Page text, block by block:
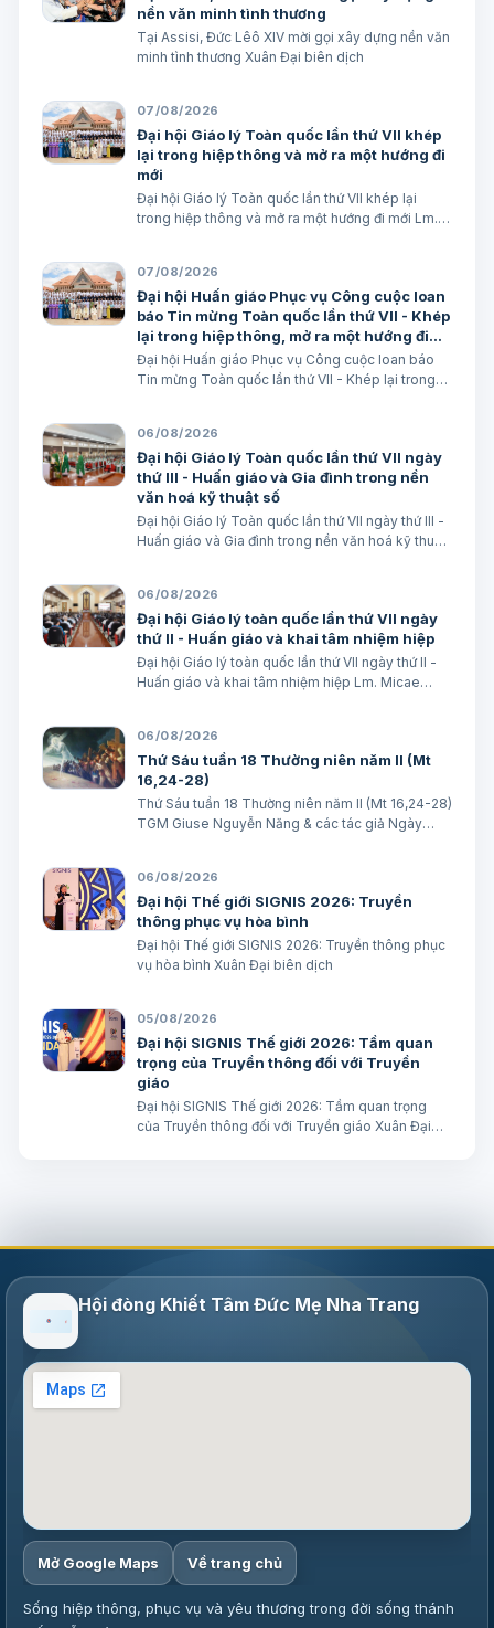
nền văn minh tình thương
Tại Assisi, Đức Lêô XIV mời gọi xây dựng nền văn
minh tình thương Xuân Đại biên dịch
07/08/2026
Đại hội Giáo lý Toàn quốc lần thứ VII khép
lại trong hiệp thông và mở ra một hướng đi
mới
Đại hội Giáo lý Toàn quốc lần thứ VII khép lại
trong hiệp thông và mở ra một hướng đi mới Lm.
07/08/2026
Đại hội Huấn giáo Phục vụ Công cuộc loan
báo Tin mừng Toàn quốc lần thứ VII - Khép
lại trong hiệp thông, mở ra một hướng đi
mới cho công cuộc huấn giáo Việt Nam
Đại hội Huấn giáo Phục vụ Công cuộc loan báo
Tin mừng Toàn quốc lần thứ VII - Khép lại trong
Minh
06/08/2026
Đại hội Giáo lý Toàn quốc lần thứ VII ngày
thứ III - Huấn giáo và Gia đình trong nền
văn hoá kỹ thuật số
Đại hội Giáo lý Toàn quốc lần thứ VII ngày thứ III -
Huấn giáo và Gia đình trong nền văn hoá kỹ thuật
06/08/2026
Đại hội Giáo lý toàn quốc lần thứ VII ngày
thứ II - Huấn giáo và khai tâm nhiệm hiệp
Đại hội Giáo lý toàn quốc lần thứ VII ngày thứ II -
Huấn giáo và khai tâm nhiệm hiệp Lm. Micae
06/08/2026
Thứ Sáu tuần 18 Thường niên năm II (Mt
16,24-28)
Thứ Sáu tuần 18 Thường niên năm II (Mt 16,24-28)
TGM Giuse Nguyễn Năng & các tác giả Ngày
6-7 “Khốn cho thành khát má…
06/08/2026
Đại hội Thế giới SIGNIS 2026: Truyền
thông phục vụ hòa bình
Đại hội Thế giới SIGNIS 2026: Truyền thông phục
vụ hòa bình Xuân Đại biên dịch
05/08/2026
Đại hội SIGNIS Thế giới 2026: Tầm quan
trọng của Truyền thông đối với Truyền
giáo
Đại hội SIGNIS Thế giới 2026: Tầm quan trọng
của Truyền thông đối với Truyền giáo Xuân Đại
Hội đòng Khiết Tâm Đức Mẹ Nha Trang
Mở Google Maps Về trang chủ
Sống hiệp thông, phục vụ và yêu thương trong đời sống thánh